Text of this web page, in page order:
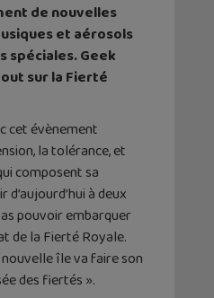
de nouvelles
et aérosols
spéciales. Geek
sur la Fierté
cet évènement
la tolérance, et
composent sa
à deux
pouvoir embarquer
de la Fierté Royale.
île va faire son
des fiertés ».